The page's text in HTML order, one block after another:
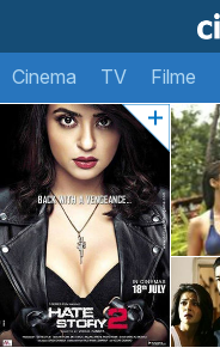
Cinema TV Filme